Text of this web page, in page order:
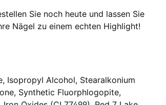
Sie noch heute und lassen Sie
Nägel zu einem echten Highlight!
Isopropyl Alcohol, Stearalkonium
Synthetic Fluorphlogopite,